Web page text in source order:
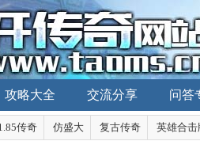
攻略大全 交流分享 问答
传奇 仿盛大 复古传奇 英雄合击